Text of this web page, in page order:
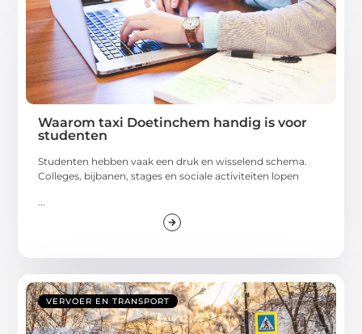
Waarom taxi Doetinchem handig is voor
studenten
Studenten hebben vaak een druk en wisselend schema.
Colleges, bijbanen, stages en sociale activiteiten lopen
...
VERVOER EN TRANSPORT